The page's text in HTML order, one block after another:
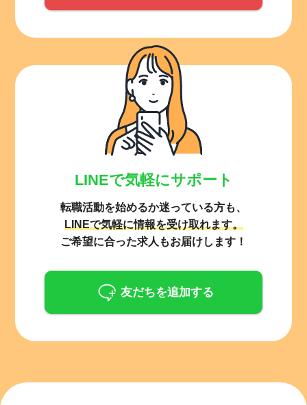
LINEで気軽にサポート
転職活動を始めるか迷っている方も、
LINEで気軽に情報を受け取れます。
ご希望に合った求人もお届けします！
友だちを追加する